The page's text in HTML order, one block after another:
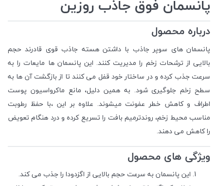
پانسمان فوق جاذب روزین
درباره محصول
پانسمان های سوپر جاذب با داشتن هسته جاذب قوی قادرند حجم
بالایی از ترشحات زخم را مدیریت کنند. این پانسمان ها مایعات را به
سرعت جذب کرده و در ساختار خود قفل می کنند تا از بازگشت آن ها به
سطح زخم جلوگیری شود. به همین دلیل، مانع ماکرواسیون پوست
اطراف و کاهش خطر عفونت میشوند. علاوه بر این ،با حفظ رطوبت
مناسب محیط زخم، روندترمیم بافت را تسریع کرده و درد هنگام تعویض
را کاهش می دهند.
ویژگی های محصول
این پانسمان به سرعت حجم بالایی از اگزدودا را جذب می کند.